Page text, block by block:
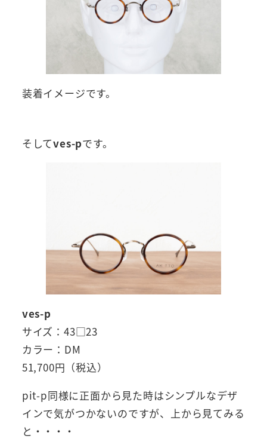
装着イメージです。
そしてves-pです。
ves-p
サイズ：43□23
カラー：DM
51,700円（税込）
pit-p同様に正面から見た時はシンプルなデザ
インで気がつかないのですが、上から見てみる
と・・・・